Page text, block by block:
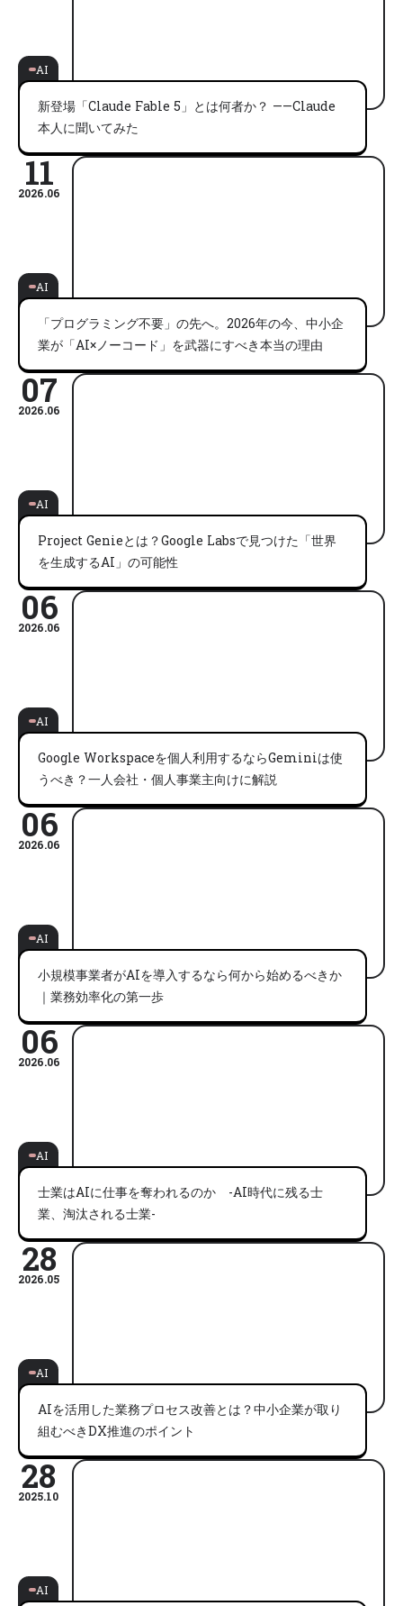
AI
新登場「Claude Fable 5」とは何者か？ ——Claude
本人に聞いてみた
11
2026.06
AI
「プログラミング不要」の先へ。2026年の今、中小企
業が「AI×ノーコード」を武器にすべき本当の理由
07
2026.06
AI
Project Genieとは？Google Labsで見つけた「世界
を生成するAI」の可能性
06
2026.06
AI
Google Workspaceを個人利用するならGeminiは使
うべき？一人会社・個人事業主向けに解説
06
2026.06
AI
小規模事業者がAIを導入するなら何から始めるべきか
｜業務効率化の第一歩
06
2026.06
AI
士業はAIに仕事を奪われるのか -AI時代に残る士
業、淘汰される士業-
28
2026.05
AI
AIを活用した業務プロセス改善とは？中小企業が取り
組むべきDX推進のポイント
28
2025.10
AI